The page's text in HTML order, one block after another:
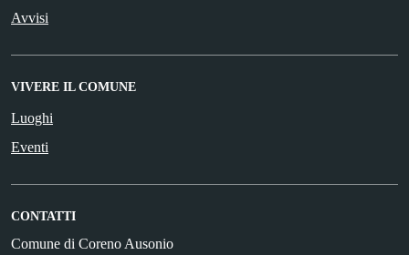
Avvisi
VIVERE IL COMUNE
Luoghi
Eventi
CONTATTI
Comune di Coreno Ausonio